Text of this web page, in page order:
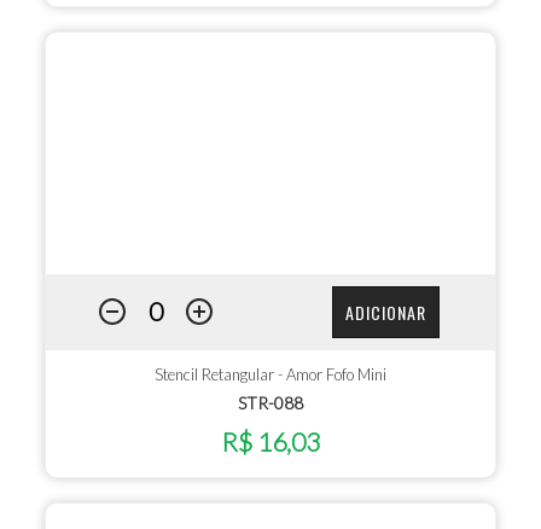
ADICIONAR
Stencil Retangular - Amor Fofo Mini
STR-088
R$ 16,03